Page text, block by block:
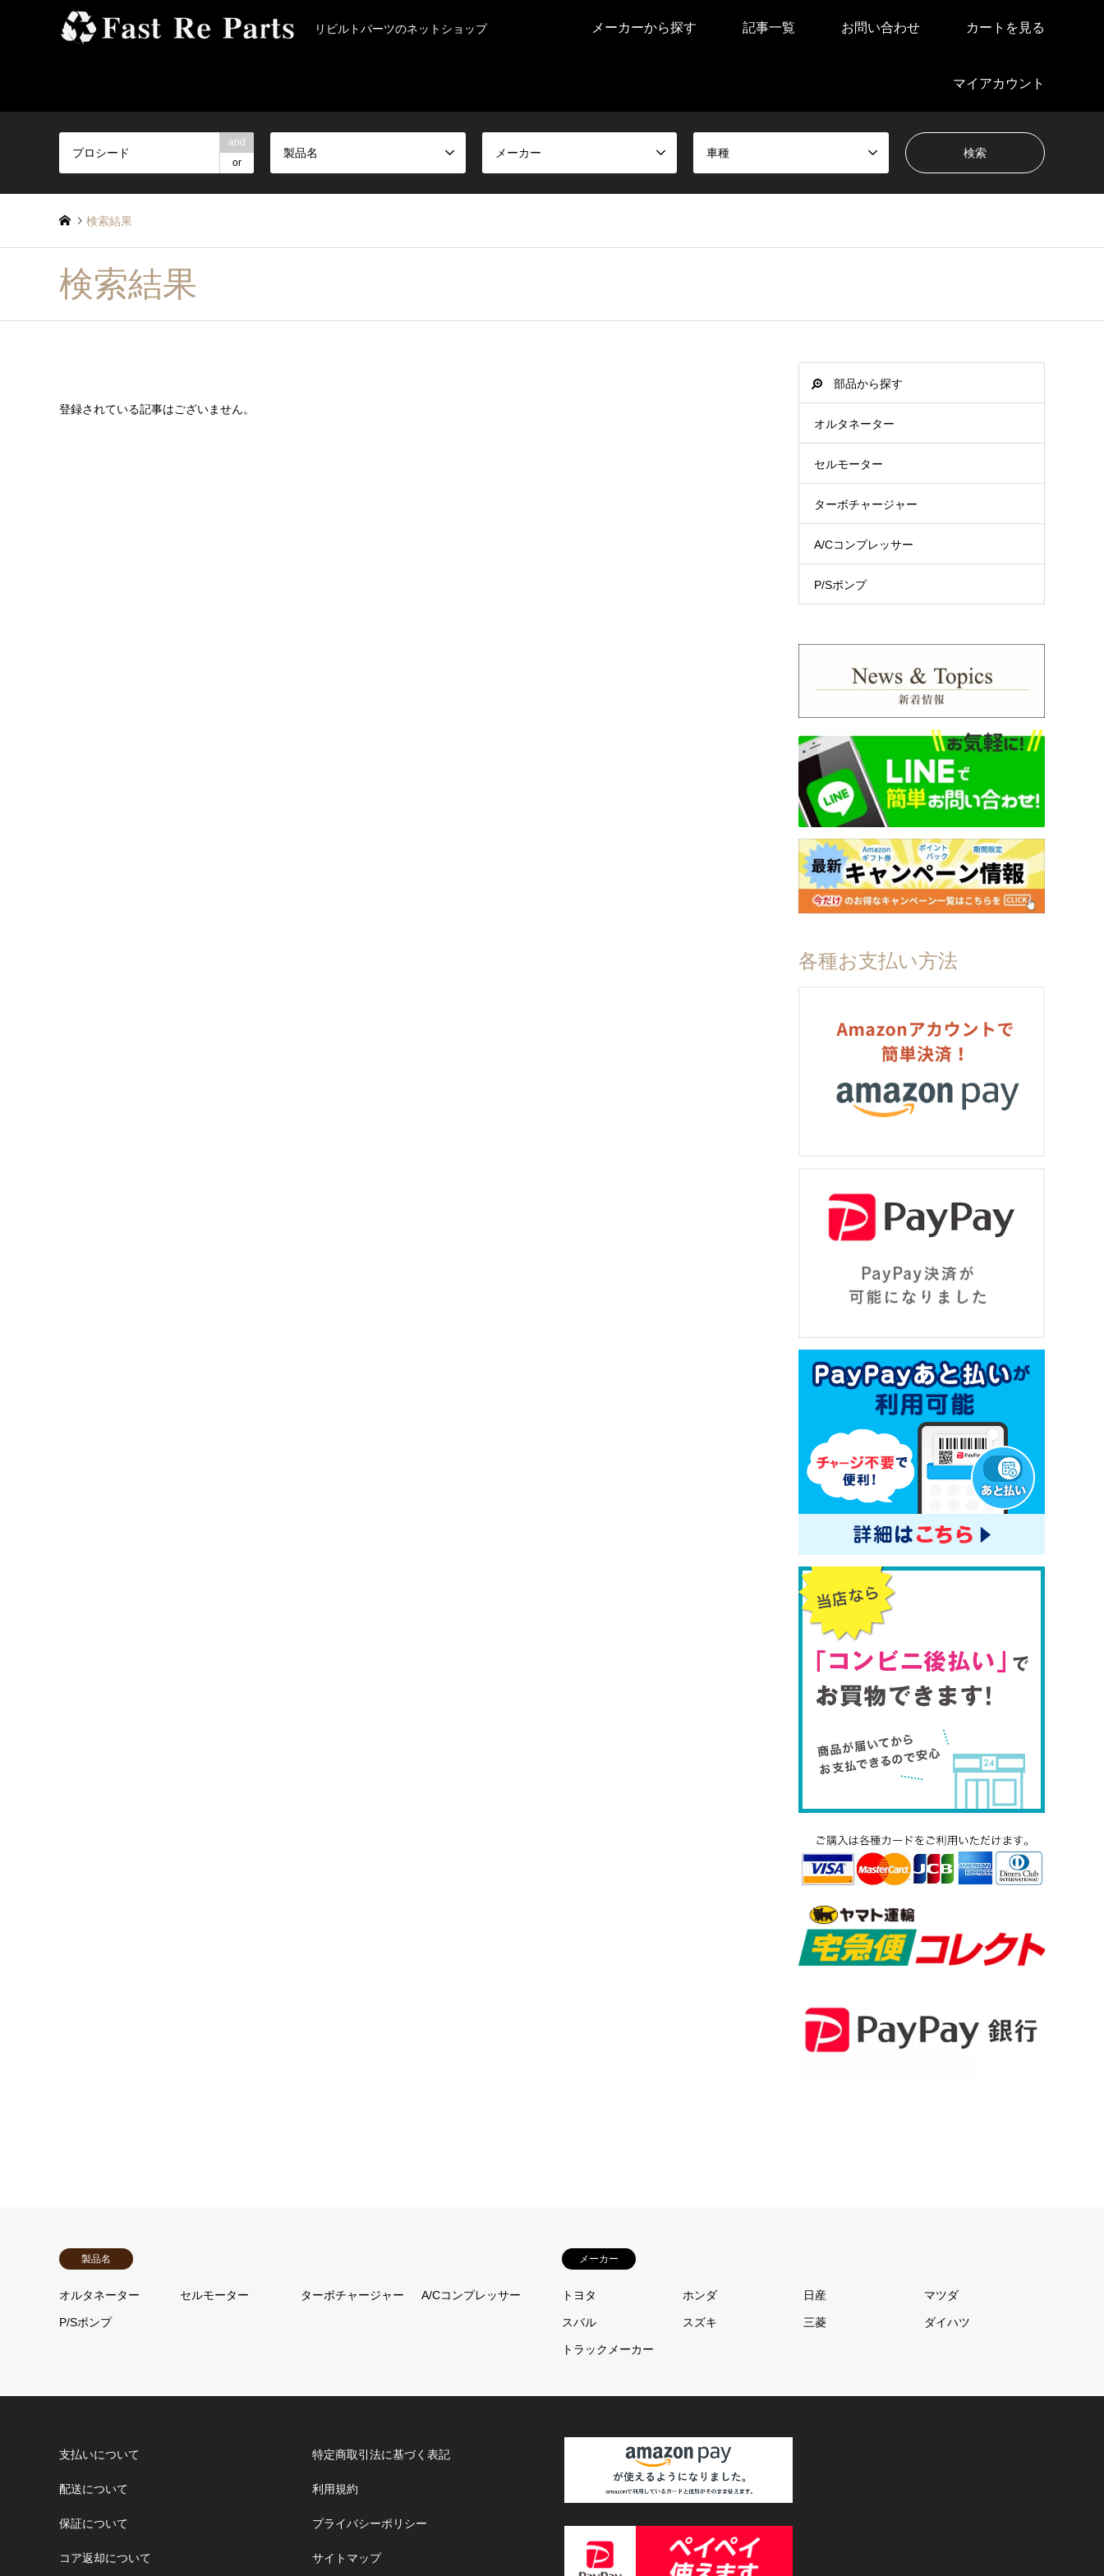
リビルトパーツのネットショップ メーカーから探す 記事一覧 お問い合わせ カートを見る
マイアカウント
and
or
製品名 メーカー 車種
検索結果
検索結果
登録されている記事はございません。
部品から探す
オルタネーター
セルモーター
ターボチャージャー
A/Cコンプレッサー
P/Sポンプ
各種お支払い方法
製品名
オルタネーター セルモーター ターボチャージャー A/Cコンプレッサー
P/Sポンプ
メーカー
トヨタ ホンダ 日産 マツダ
スバル スズキ 三菱 ダイハツ
トラックメーカー
支払いについて
配送について
保証について
コア返却について
特定商取引法に基づく表記
利用規約
プライバシーポリシー
サイトマップ